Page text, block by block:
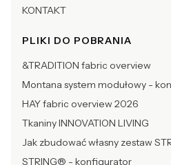
KONTAKT
PLIKI DO POBRANIA
&TRADITION fabric overview
Montana system modułowy -
HAY fabric overview 2026
Tkaniny INNOVATION LIVING
Jak zbudować własny zestaw
STRING® - konfigurator